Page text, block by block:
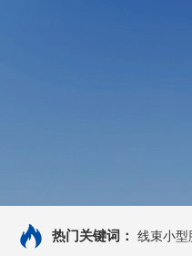
热门关键词： 线束小型